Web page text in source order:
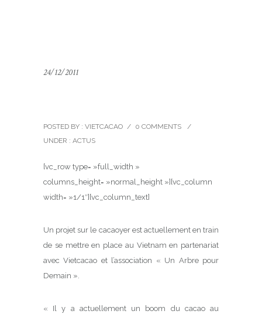
24/12/2011
POSTED BY : VIETCACAO / 0 COMMENTS
/
UNDER : ACTUS
[vc_row type= »full_width »
columns_height= »normal_height »][vc_column
width= »1/1″][vc_column_text]
Un projet sur le cacaoyer est actuellement en train
de se mettre en place au Vietnam en partenariat
avec Vietcacao et l’association « Un Arbre pour
Demain ».
« Il y a actuellement un boom du cacao au